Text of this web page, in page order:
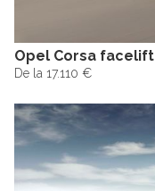
Opel Corsa facelift
De la 17.110 €